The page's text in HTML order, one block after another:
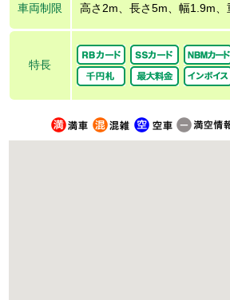
車両制限 高さ2m、長さ5m、幅1.9m、
特長